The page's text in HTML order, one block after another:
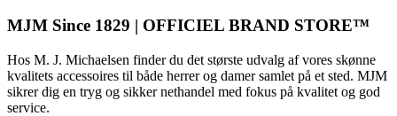
MJM Since 1829 | OFFICIEL BRAND STORE™
Hos M. J. Michaelsen finder du det største udvalg af vores skønne
kvalitets accessoires til både herrer og damer samlet på et sted. MJM
sikrer dig en tryg og sikker nethandel med fokus på kvalitet og god
service.